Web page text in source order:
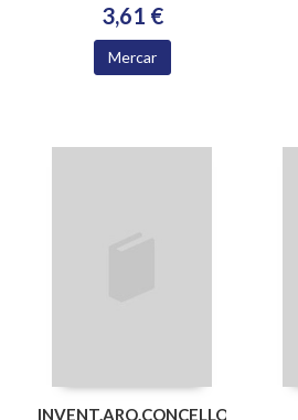
3,61 €
Mercar
INVENT.ARQ.CONCELLO